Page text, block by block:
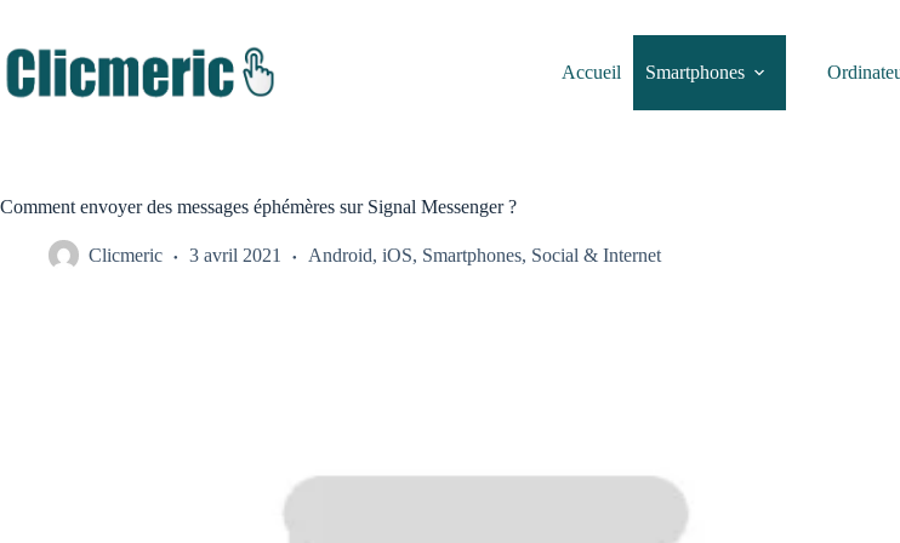
contenu
Accueil
Smartphones
Comment envoyer des messages éphémères sur Signal Messenger ?
Clicmeric 3 avril 2021 Android, iOS, Smartphones, Social & Internet